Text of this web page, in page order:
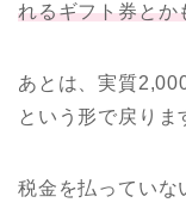
れるギフト券とか
あとは、実質
という形で戻りま
税金を払っていな